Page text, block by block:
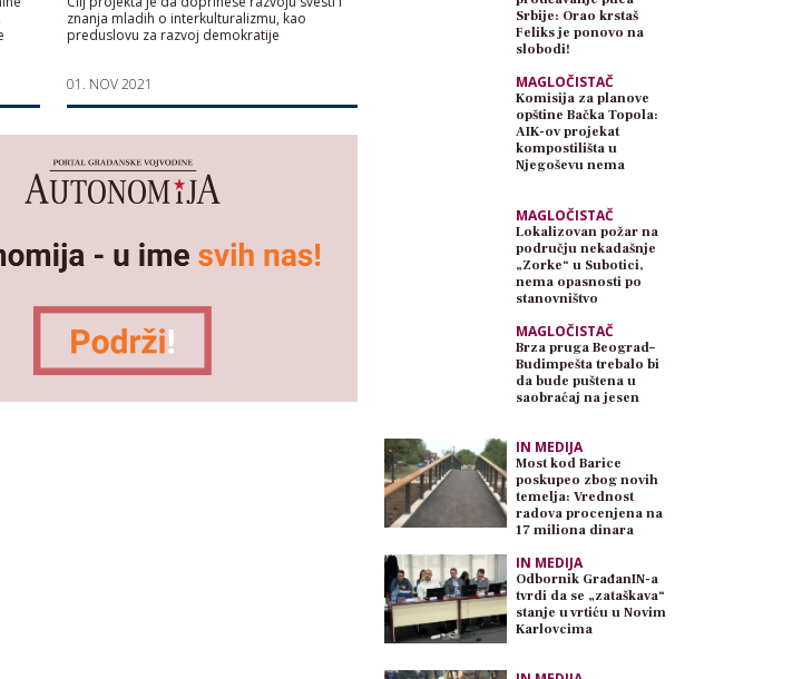
znanja mladih o interkulturalizmu, kao
preduslovu za razvoj demokratije
01. NOV 2021
Srbije: Orao krstaš
Feliks je ponovo na
slobodi!
MAGLOČISTAČ
Komisija za planove
opštine Bačka Topola:
AIK-ov projekat
kompostilišta u
Njegoševu nema
MAGLOČISTAČ
Lokalizovan požar na
području nekadašnje
„Zorke“ u Subotici,
nema opasnosti po
stanovništvo
MAGLOČISTAČ
Brza pruga Beograd–
Budimpešta trebalo bi
da bude puštena u
saobraćaj na jesen
IN MEDIJA
Most kod Barice
poskupeo zbog novih
temelja: Vrednost
radova procenjena na
17 miliona dinara
IN MEDIJA
Odbornik GrađanIN-a
tvrdi da se „zataškava“
stanje u vrtiću u Novim
Karlovcima